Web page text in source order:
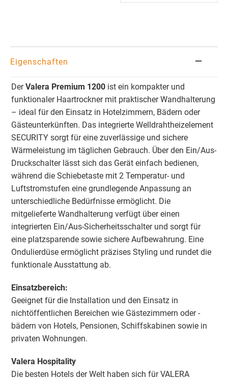
Eigenschaften
DerValera Premium 1200 ist ein kompakter und
funktionaler Haartrockner mit praktischer Wandhalterung
– ideal für den Einsatz in Hotelzimmern, Bädern oder
Gästeunterkünften. Das integrierte Welldrahtheizelement
SECURITY sorgt für eine zuverlässige und sichere
Wärmeleistung im täglichen Gebrauch. Über den Ein/Aus-
Druckschalter lässt sich das Gerät einfach bedienen,
während die Schiebetaste mit 2 Temperatur- und
Luftstromstufen eine grundlegende Anpassung an
unterschiedliche Bedürfnisse ermöglicht. Die
mitgelieferte Wandhalterung verfügt über einen
integrierten Ein/Aus-Sicherheitsschalter und sorgt für
eine platzsparende sowie sichere Aufbewahrung. Eine
Ondulierdüse ermöglicht präzises Styling und rundet die
funktionale Ausstattung ab.
Einsatzbereich:
Geeignet für die Installation und den Einsatz in
nichtöffentlichen Bereichen wie Gästezimmern oder -
bädern von Hotels, Pensionen, Schiffskabinen sowie in
privaten Wohnungen.
Valera Hospitality
Die besten Hotels der Welt haben sich für VALERA